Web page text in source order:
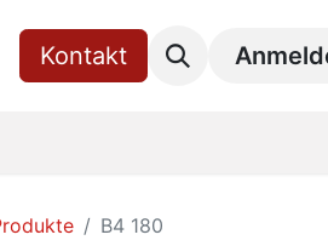
Downloads
Kontakt​
B4 180